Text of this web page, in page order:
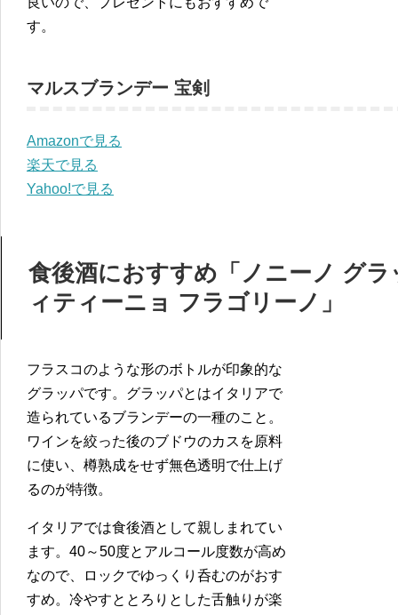
す。
マルスブランデー 宝剣
Amazonで見る
楽天で見る
Yahoo!で見る
食後酒におすすめ「ノニーノ グ
ィティーニョ フラゴリーノ」
フラスコのような形のボトルが印象的な
グラッパです。グラッパとはイタリアで
造られているブランデーの一種のこと。
ワインを絞った後のブドウのカスを原料
に使い、樽熟成をせず無色透明で仕上げ
るのが特徴。
イタリアでは食後酒として親しまれてい
ます。40～50度とアルコール度数が高め
なので、ロックでゆっくり呑むのがおす
すめ。冷やすととろりとした舌触りが楽